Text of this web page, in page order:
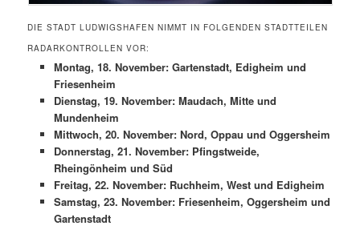
DIE STADT LUDWIGSHAFEN NIMMT IN FOLGENDEN STADTTEILEN
RADARKONTROLLEN VOR:
Montag, 18. November: Gartenstadt, Edigheim und
Friesenheim
Dienstag, 19. November: Maudach, Mitte und
Mundenheim
Mittwoch, 20. November: Nord, Oppau und Oggersheim
Donnerstag, 21. November: Pfingstweide,
Rheingönheim und Süd
Freitag, 22. November: Ruchheim, West und Edigheim
Samstag, 23. November: Friesenheim, Oggersheim und
Gartenstadt